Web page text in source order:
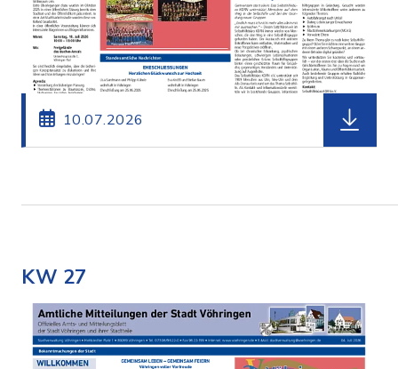
10.07.2026
KW 27